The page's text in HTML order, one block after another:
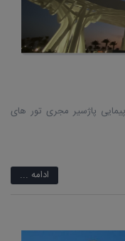
پاژسیر مجری تور های
ادامه ...